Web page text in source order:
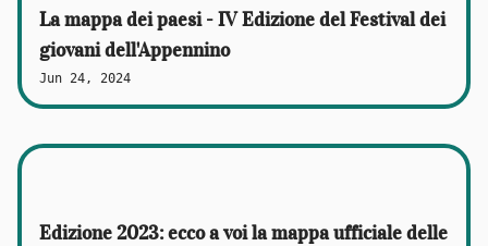
La mappa dei paesi - IV Edizione del Festival dei
giovani dell'Appennino
Jun 24, 2024
Edizione 2023: ecco a voi la mappa ufficiale delle